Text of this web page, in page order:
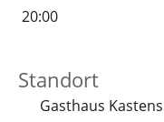
20:00
Standort
Gasthaus Kastens